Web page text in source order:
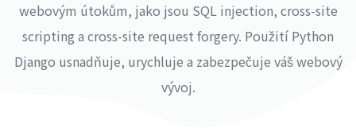
webovým útokům, jako jsou SQL injection, cross-site
scripting a cross-site request forgery. Použití Python
Django usnadňuje, urychluje a zabezpečuje váš webový
vývoj.